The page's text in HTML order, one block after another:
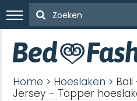
Home > Hoeslaken >
Jersey – Topper